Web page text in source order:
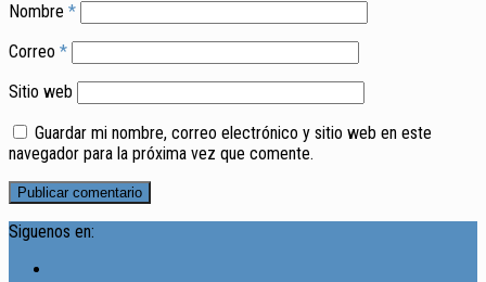
Nombre *
Correo *
Sitio web
Guardar mi nombre, correo electrónico y sitio web en este
navegador para la próxima vez que comente.
Siguenos en: